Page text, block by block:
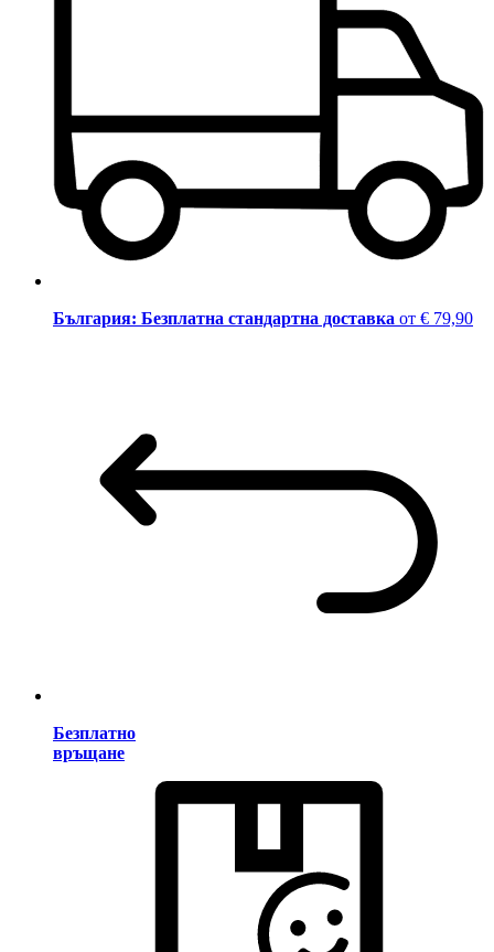
България: Безплатна стандартна доставка от € 79,90
Безплатно
връщане